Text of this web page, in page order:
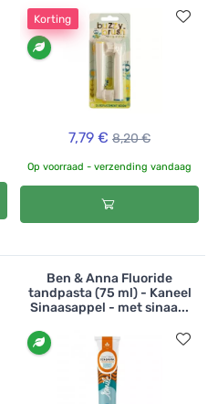
Korting
7,79 € 8,20 €
Op voorraad - verzending vandaag
Ben & Anna Fluoride
tandpasta (75 ml) - Kaneel
Sinaasappel - met sinaa...